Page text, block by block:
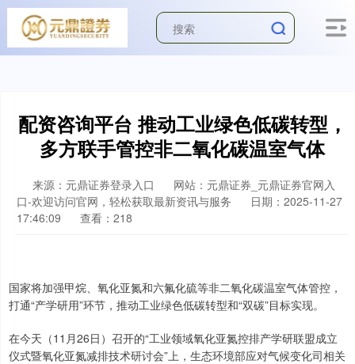
配资咨询平台 推动工业绿色低碳转型，
多方联手管控非二氧化碳温室气体
来源：元鼎证券登录入口
网站：元鼎证券_元鼎证券官网入
口-欢迎访问官网，轻松获取最新资讯与服务
日期：2025-11-27
17:46:09
查看：218
国家将加强甲烷、氧化亚氮和六氟化硫等非二氧化碳温室气体管控，
打通“产学研用”环节，推动工业绿色低碳转型和“双碳”目标实现。
在今天（11月26日）召开的“工业领域氧化亚氮控排产学研联盟成立
仪式暨氧化亚氮减排技术研讨会”上，生态环境部应对气候变化司相关